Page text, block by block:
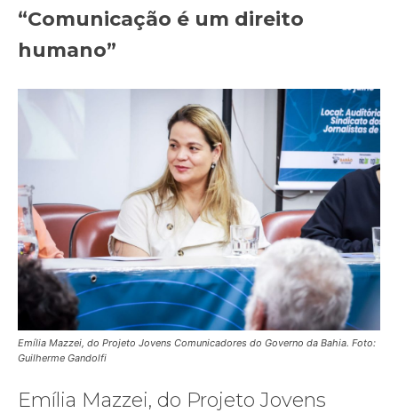
“Comunicação é um direito
humano”
Emília Mazzei, do Projeto Jovens Comunicadores do Governo da Bahia. Foto:
Guilherme Gandolfi
Emília Mazzei, do Projeto Jovens